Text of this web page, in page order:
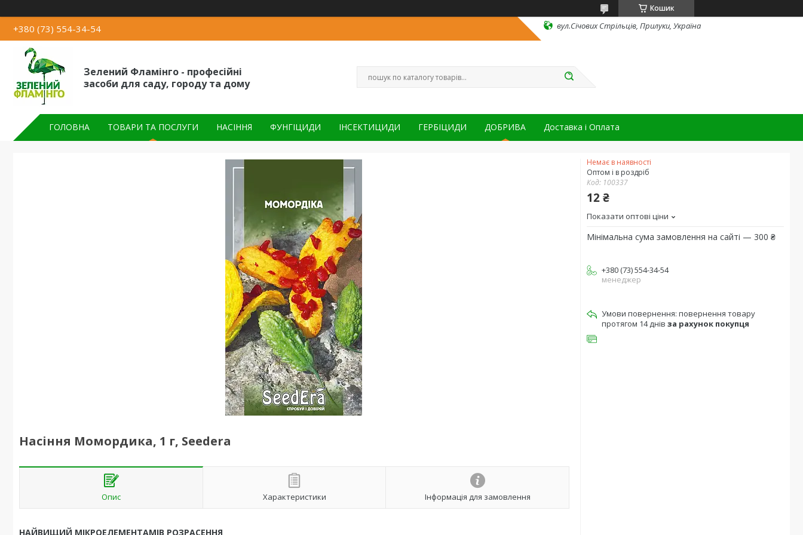
Кошик
+380 (73) 554-34-54 вул.Січових Стрільців, Прилуки, Україна
Зелений Фламінго - професійні
засоби для саду, городу та дому
ГОЛОВНА ТОВАРИ ТА ПОСЛУГИ НАСІННЯ ФУНГІЦИДИ ІНСЕКТИЦИДИ ГЕРБІЦИДИ ДОБРИВА Доставка і Оплата
Насіння Момордика, 1 г, Seedera
Опис Характеристики Інформація для замовлення
НАЙВИЩИЙ МІКРОЕЛЕМЕНТАМІВ РОЗРАСЕННЯ
Немає в наявності
Оптом і в роздріб
Код: 100337
12 ₴
Показати оптові ціни
Мінімальна сума замовлення на сайті — 300 ₴
+380 (73) 554-34-54
менеджер
повернення товару
протягом 14 днів за рахунок покупця